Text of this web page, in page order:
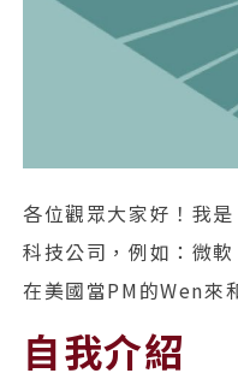
各位觀眾大家好！我
科技公司，例如：微
在美國當PM的Wen來
自我介紹